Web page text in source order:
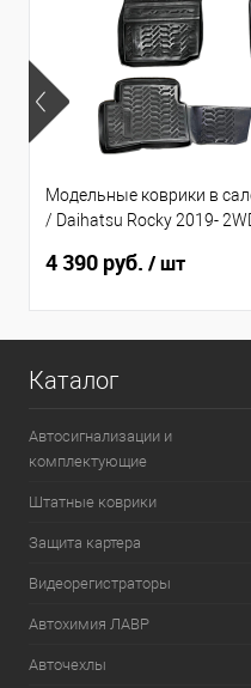
Модельные коврики в
/ Daihatsu Rocky 2019-
4 390 руб. / шт
Каталог
Автосигнализации и
комплектующие
Штатные коврики
Защита картера
Видеорегистраторы
Автохимия ЛАВР
Авточехлы